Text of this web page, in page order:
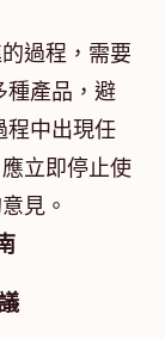
過程，需要
種產品，避
程中出現任
立即停止使
見。